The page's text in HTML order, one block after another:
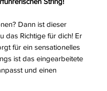
Dann ist dieser
das Richtige für dich! Er
für ein sensationelles
ist das eingearbeitete
und einen